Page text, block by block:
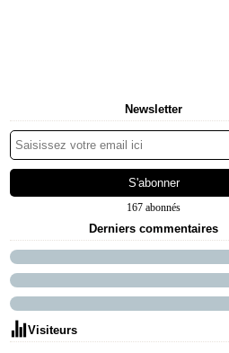
Newsletter
167 abonnés
Derniers commentaires
Visiteurs